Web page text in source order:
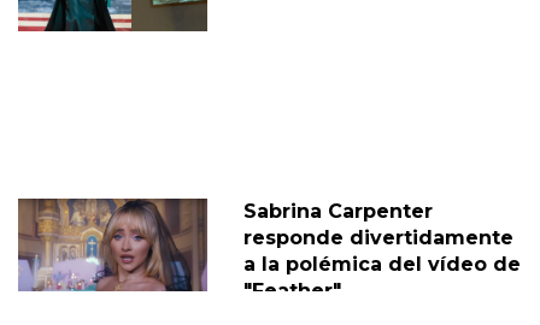
Sabrina Carpenter
responde divertidamente
a la polémica del vídeo de
"Feather"